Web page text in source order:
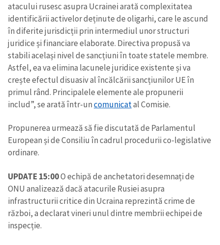
atacului rusesc asupra Ucrainei arată complexitatea
identificării activelor deținute de oligarhi, care le ascund
în diferite jurisdicții prin intermediul unor structuri
juridice și financiare elaborate. Directiva propusă va
stabili același nivel de sancțiuni în toate statele membre.
Astfel, ea va elimina lacunele juridice existente și va
crește efectul disuasiv al încălcării sancțiunilor UE în
primul rând. Principalele elemente ale propunerii
includ”, se arată într-uncomunicatal Comisie.
Propunerea urmează să fie discutată de Parlamentul
European și de Consiliu în cadrul procedurii co-legislative
ordinare.
UPDATE 15:00O echipă de anchetatori desemnați de
ONU analizează dacă atacurile Rusiei asupra
infrastructurii critice din Ucraina reprezintă crime de
război, a declarat vineri unul dintre membrii echipei de
inspecție.